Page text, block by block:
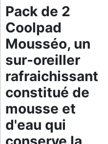
Pack de 2
Coolpad
Mousséo, un
sur-oreiller
rafraichissant
constitué de
mousse et
d'eau qui